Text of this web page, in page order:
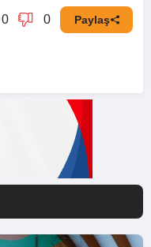
0 0 Paylaş